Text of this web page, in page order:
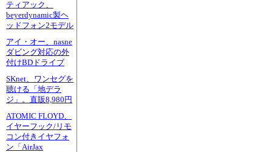
ティアック、
beyerdynamic製ヘ
ッドフォン2モデル
アイ・オー、nasne
ダビング対応の外
付けBDドライブ
SKnet、ワンセグを
聴ける「地デラ
ジ」。直販8,980円
ATOMIC FLOYD、
イヤーフック/リモ
コン付きイヤフォ
ン「AirJax